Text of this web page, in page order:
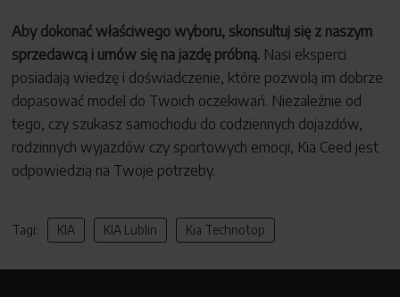
Aby dokonać właściwego wyboru, skonsultuj się z naszym
sprzedawcą i umów się na jazdę próbną. Nasi eksperci
posiadają wiedzę i doświadczenie, które pozwolą im dobrze
dopasować model do Twoich oczekiwań. Niezależnie od
tego, czy szukasz samochodu do codziennych dojazdów,
rodzinnych wyjazdów czy sportowych emocji, Kia Ceed jest
odpowiedzią na Twoje potrzeby.
Tagi: KIA KIA Lublin Kia Technotop